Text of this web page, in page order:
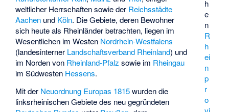
h
e
n
R
h
ei
n
p
r
o
weltlicher Herrschaften sowie der Reichsstädte
Aachen und Köln. Die Gebiete, deren Bewohner
sich heute als Rheinländer betrachten, liegen im
Wesentlichen im Westen Nordrhein-Westfalens
(landesinterner Landschaftsverband Rheinland) und
im Norden von Rheinland-Pfalz sowie im Rheingau
im Südwesten Hessens.
Mit der Neuordnung Europas 1815wurden die
linksrheinischen Gebiete des neu gegründeten